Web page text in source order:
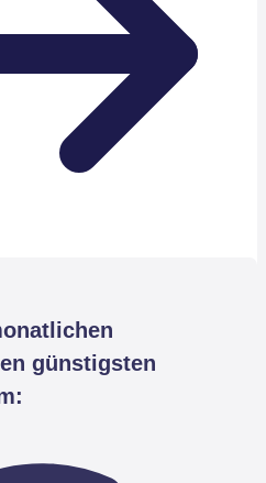
günstigsten